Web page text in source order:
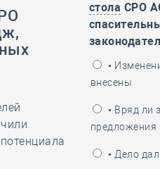
Весны и Труда
Победы!
пограничника
стола СРО
•
внесены
• Вряд ли
предложения
• Дело